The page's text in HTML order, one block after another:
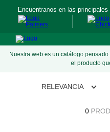
Encuentranos en las principales
Nuestra web es un catálogo
el producto
RELEVANCIA
0